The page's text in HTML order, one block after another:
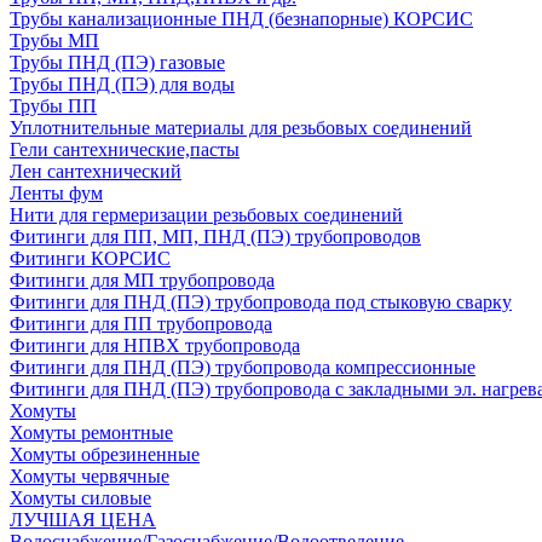
Трубы канализационные ПНД (безнапорные) КОРСИС
Трубы МП
Трубы ПНД (ПЭ) газовые
Трубы ПНД (ПЭ) для воды
Трубы ПП
Уплотнительные материалы для резьбовых соединений
Гели сантехнические,пасты
Лен сантехнический
Ленты фум
Нити для гермеризации резьбовых соединений
Фитинги для ПП, МП, ПНД (ПЭ) трубопроводов
Фитинги КОРСИС
Фитинги для МП трубопровода
Фитинги для ПНД (ПЭ) трубопровода под стыковую сварку
Фитинги для ПП трубопровода
Фитинги для НПВХ трубопровода
Фитинги для ПНД (ПЭ) трубопровода компрессионные
Фитинги для ПНД (ПЭ) трубопровода с закладными эл.
Хомуты
Хомуты ремонтные
Хомуты обрезиненные
Хомуты червячные
Хомуты силовые
ЛУЧШАЯ ЦЕНА